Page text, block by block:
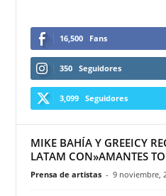
16,500 Fans
350 Seguidores
3,099 Seguidores
MIKE BAHÍA Y GREEICY
LATAM CON»AMANTES
Prensa de artistas - 9 noviembre,